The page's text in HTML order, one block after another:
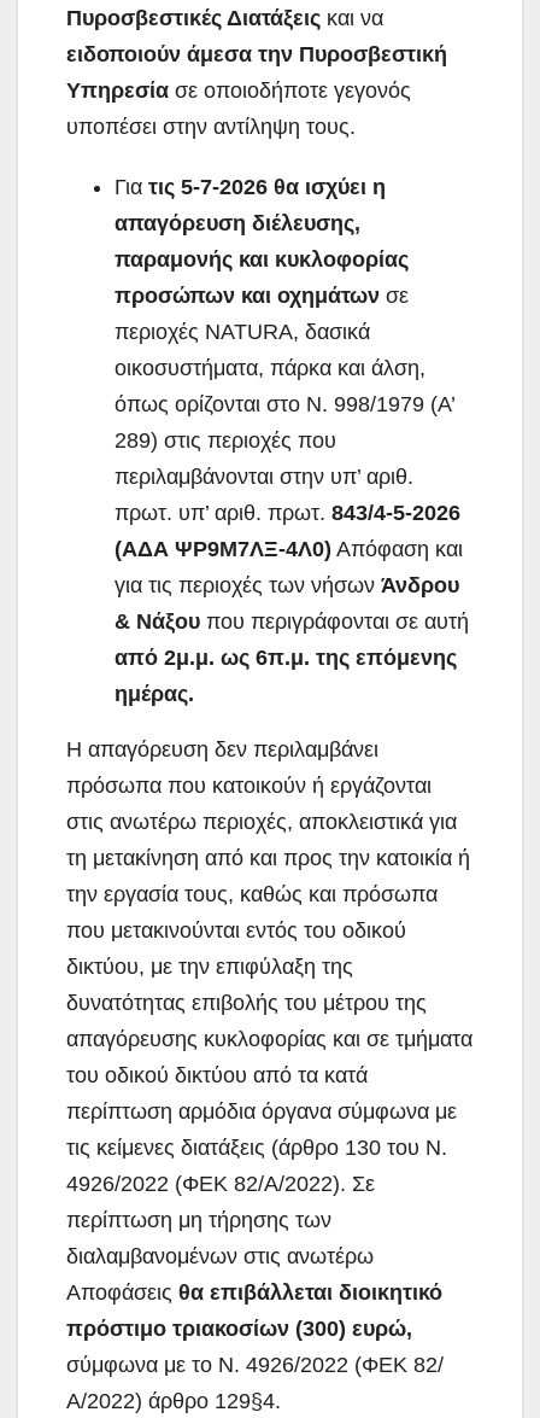
Πυροσβεστικές Διατάξεις και να
ειδοποιούν άμεσα την Πυροσβεστική
Υπηρεσία σε οποιοδήποτε γεγονός
υποπέσει στην αντίληψη τους.
Για τις 5-7-2026 θα ισχύει η
απαγόρευση διέλευσης,
παραμονής και κυκλοφορίας
προσώπων και οχημάτων σε
περιοχές NATURA, δασικά
οικοσυστήματα, πάρκα και άλση,
όπως ορίζονται στο Ν. 998/1979 (Α’
289) στις περιοχές που
περιλαμβάνονται στην υπ’ αριθ.
πρωτ. υπ’ αριθ. πρωτ. 843/4-5-2026
(ΑΔΑ ΨΡ9Μ7ΛΞ-4Λ0) Απόφαση και
για τις περιοχές των νήσων Άνδρου
& Νάξου που περιγράφονται σε αυτή
από 2μ.μ. ως 6π.μ. της επόμενης
ημέρας.
Η απαγόρευση δεν περιλαμβάνει
πρόσωπα που κατοικούν ή εργάζονται
στις ανωτέρω περιοχές, αποκλειστικά για
τη μετακίνηση από και προς την κατοικία ή
την εργασία τους, καθώς και πρόσωπα
που μετακινούνται εντός του οδικού
δικτύου, με την επιφύλαξη της
δυνατότητας επιβολής του μέτρου της
απαγόρευσης κυκλοφορίας και σε τμήματα
του οδικού δικτύου από τα κατά
περίπτωση αρμόδια όργανα σύμφωνα με
τις κείμενες διατάξεις (άρθρο 130 του Ν.
4926/2022 (ΦΕΚ 82/Α/2022). Σε
περίπτωση μη τήρησης των
διαλαμβανομένων στις ανωτέρω
Αποφάσεις θα επιβάλλεται διοικητικό
πρόστιμο τριακοσίων (300) ευρώ,
σύμφωνα με το Ν. 4926/2022 (ΦΕΚ 82/
Α/2022) άρθρο 129§4.